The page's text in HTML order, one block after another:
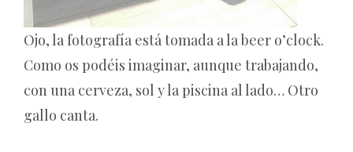
Ojo, la fotografía está tomada a la beer o’clock.
Como os podéis imaginar, aunque trabajando,
con una cerveza, sol y la piscina al lado… Otro
gallo canta.